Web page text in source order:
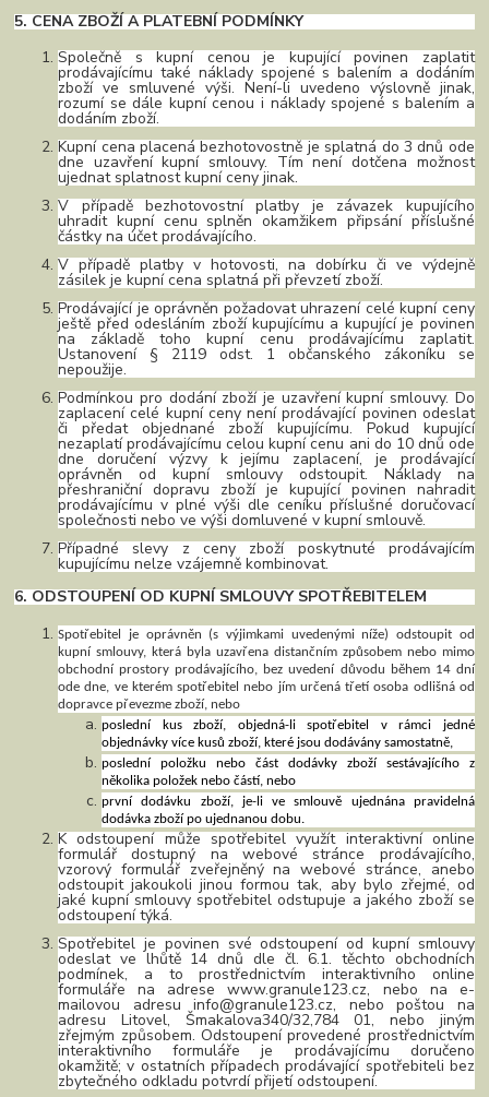
5. CENA ZBOŽÍ A PLATEBNÍ PODMÍNKY
Společně s kupní cenou je kupující povinen zaplatit
prodávajícímu také náklady spojené s balením a dodáním
zboží ve smluvené výši. Není-li uvedeno výslovně jinak,
rozumí se dále kupní cenou i náklady spojené s balením a
dodáním zboží.
Kupní cena placená bezhotovostně je splatná do 3 dnů ode
dne uzavření kupní smlouvy. Tím není dotčena možnost
ujednat splatnost kupní ceny jinak.
V případě bezhotovostní platby je závazek kupujícího
uhradit kupní cenu splněn okamžikem připsání příslušné
částky na účet prodávajícího.
V případě platby v hotovosti, na dobírku či ve výdejně
zásilek je kupní cena splatná při převzetí zboží.
Prodávající je oprávněn požadovat uhrazení celé kupní ceny
ještě před odesláním zboží kupujícímu a kupující je povinen
na základě toho kupní cenu prodávajícímu zaplatit.
Ustanovení § 2119 odst. 1 občanského zákoníku se
nepoužije.
Podmínkou pro dodání zboží je uzavření kupní smlouvy. Do
zaplacení celé kupní ceny není prodávající povinen odeslat
či předat objednané zboží kupujícímu. Pokud kupující
nezaplatí prodávajícímu celou kupní cenu ani do 10 dnů ode
dne doručení výzvy k jejímu zaplacení, je prodávající
oprávněn od kupní smlouvy odstoupit. Náklady na
přeshraniční dopravu zboží je kupující povinen nahradit
prodávajícímu v plné výši dle ceníku příslušné doručovací
společnosti nebo ve výši domluvené v kupní smlouvě.
Případné slevy z ceny zboží poskytnuté prodávajícím
kupujícímu nelze vzájemně kombinovat.
6. ODSTOUPENÍ OD KUPNÍ SMLOUVY SPOTŘEBITELEM
Spotřebitel je oprávněn (s výjimkami uvedenými níže) odstoupit od
kupní smlouvy, která byla uzavřena distančním způsobem nebo mimo
obchodní prostory prodávajícího, bez uvedení důvodu během 14 dní
ode dne, ve kterém spotřebitel nebo jím určená třetí osoba odlišná od
dopravce převezme zboží, nebo
poslední kus zboží, objedná-li spotřebitel v rámci jedné
objednávky více kusů zboží, které jsou dodávány samostatně,
poslední položku nebo část dodávky zboží sestávajícího z
několika položek nebo částí, nebo
první dodávku zboží, je-li ve smlouvě ujednána pravidelná
dodávka zboží po ujednanou dobu.
K odstoupení může spotřebitel využít interaktivní online
formulář dostupný na webové stránce prodávajícího,
vzorový formulář zveřejněný na webové stránce, anebo
odstoupit jakoukoli jinou formou tak, aby bylo zřejmé, od
jaké kupní smlouvy spotřebitel odstupuje a jakého zboží se
odstoupení týká.
Spotřebitel je povinen své odstoupení od kupní smlouvy
odeslat ve lhůtě 14 dnů dle čl. 6.1. těchto obchodních
podmínek, a to prostřednictvím interaktivního online
formuláře na adrese www.granule123.cz, nebo na e-
mailovou adresu info@granule123.cz, nebo poštou na
adresu Litovel, Šmakalova340/32,784 01, nebo jiným
zřejmým způsobem. Odstoupení provedené prostřednictvím
interaktivního formuláře je prodávajícímu doručeno
okamžitě; v ostatních případech prodávající spotřebiteli bez
zbytečného odkladu potvrdí přijetí odstoupení.